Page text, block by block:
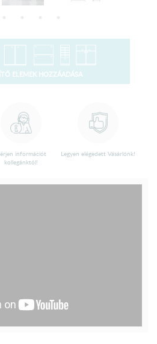
ELEMEK HOZZÁADÁSA
információt
kollegánktól!
Legyen elégedett Vásárlónk!